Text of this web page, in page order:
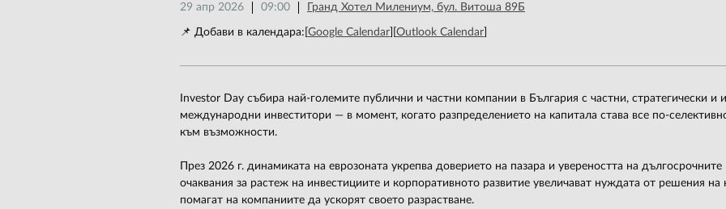
29 апр 2026 09:00 Гранд Хотел Милениум, бул. Витоша 89Б
📌 Добави в календара: Google Calendar Outlook Calendar
Investor Day събира най-големите публични и частни компании в България с частни, стратегически и
международни инвеститори — в момент, когато разпределението на капитала става все по-
към възможности.
През 2026 г. динамиката на еврозоната укрепва доверието на пазара и увереността на
очаквания за растеж на инвестициите и корпоративното развитие увеличават нуждата от решения на
помагат на компаниите да ускорят своето разрастване.